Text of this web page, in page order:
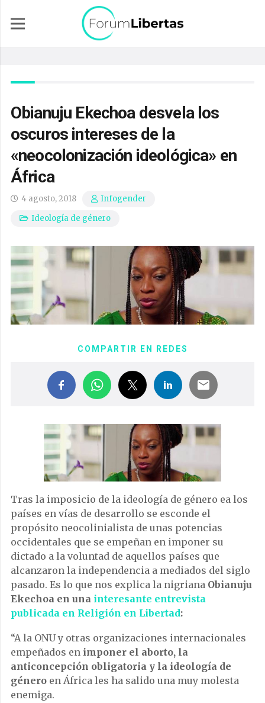
Obianuju Ekechoa desvela los
oscuros intereses de la
«neocolonización ideológica» en
África
4 agosto, 2018
Infogender
Ideología de género
COMPARTIR EN REDES
Tras la imposicio de la ideología de género ea los
países en vías de desarrollo se esconde el
propósito neocolinialista de unas potencias
occidentales que se empeñan en imponer su
dictado a la voluntad de aquellos países que
alcanzaron la independencia a mediados del siglo
pasado. Es lo que nos explica la nigriana Obianuju
Ekechoa en una interesante entrevista
publicada en Religión en Libertad:
“A la ONU y otras organizaciones internacionales
empeñados en imponer el aborto, la
anticoncepción obligatoria y la ideología de
género en África les ha salido una muy molesta
enemiga.